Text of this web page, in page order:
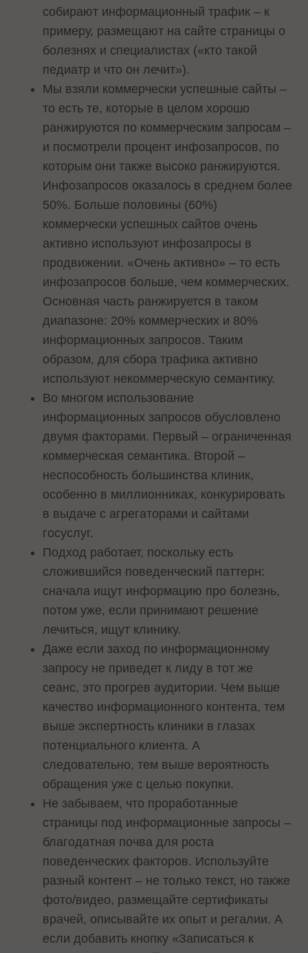
собирают информационный трафик – к
примеру, размещают на сайте страницы о
болезнях и специалистах («кто такой
педиатр и что он лечит»).
Мы взяли коммерчески успешные сайты –
то есть те, которые в целом хорошо
ранжируются по коммерческим запросам –
и посмотрели процент инфозапросов, по
которым они также высоко ранжируются.
Инфозапросов оказалось в среднем более
50%. Больше половины (60%)
коммерчески успешных сайтов очень
активно используют инфозапросы в
продвижении. «Очень активно» – то есть
инфозапросов больше, чем коммерческих.
Основная часть ранжируется в таком
диапазоне: 20% коммерческих и 80%
информационных запросов. Таким
образом, для сбора трафика активно
используют некоммерческую семантику.
Во многом использование
информационных запросов обусловлено
двумя факторами. Первый – ограниченная
коммерческая семантика. Второй –
неспособность большинства клиник,
особенно в миллионниках, конкурировать
в выдаче с агрегаторами и сайтами
госуслуг.
Подход работает, поскольку есть
сложившийся поведенческий паттерн:
сначала ищут информацию про болезнь,
потом уже, если принимают решение
лечиться, ищут клинику.
Даже если заход по информационному
запросу не приведет к лиду в тот же
сеанс, это прогрев аудитории. Чем выше
качество информационного контента, тем
выше экспертность клиники в глазах
потенциального клиента. А
следовательно, тем выше вероятность
обращения уже с целью покупки.
Не забываем, что проработанные
страницы под информационные запросы –
благодатная почва для роста
поведенческих факторов. Используйте
разный контент – не только текст, но также
фото/видео, размещайте сертификаты
врачей, описывайте их опыт и регалии. А
если добавить кнопку «Записаться к